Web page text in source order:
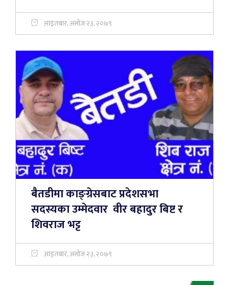
आइतबार, असोज २३, २०७९
बैतडीमा काङ्ग्रेसबाट प्रदेशसभा
सदस्यका उम्मेदवार वीर बहादुर बिष्ट र
शिवराज भट्ट
आइतबार, असोज २३, २०७९